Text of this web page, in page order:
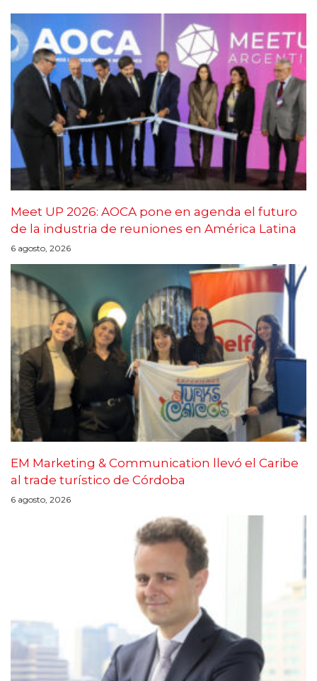
Meet UP 2026: AOCA pone en agenda el futuro
de la industria de reuniones en América Latina
6 agosto, 2026
EM Marketing & Communication llevó el Caribe
al trade turístico de Córdoba
6 agosto, 2026